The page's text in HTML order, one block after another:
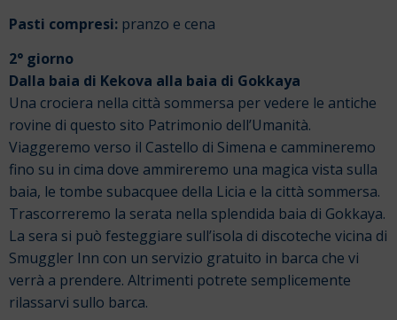
Pasti compresi: pranzo e cena
2° giorno
Dalla baia di Kekova alla baia di Gokkaya
Una crociera nella città sommersa per vedere le antiche
rovine di questo sito Patrimonio dell’Umanità.
Viaggeremo verso il Castello di Simena e cammineremo
fino su in cima dove ammireremo una magica vista sulla
baia, le tombe subacquee della Licia e la città sommersa.
Trascorreremo la serata nella splendida baia di Gokkaya.
La sera si può festeggiare sull’isola di discoteche vicina di
Smuggler Inn con un servizio gratuito in barca che vi
verrà a prendere. Altrimenti potrete semplicemente
rilassarvi sullo barca.